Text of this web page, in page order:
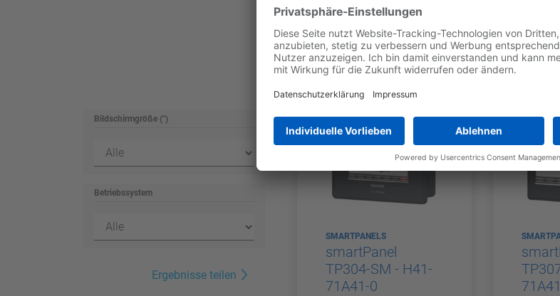
Jetzt die Broschüre
Bildschirmgröße (")
Betriebssystem
Ergebnisse teilen
SMARTPANELS
smartPanel
TP304-SM - H41-
71A41-0